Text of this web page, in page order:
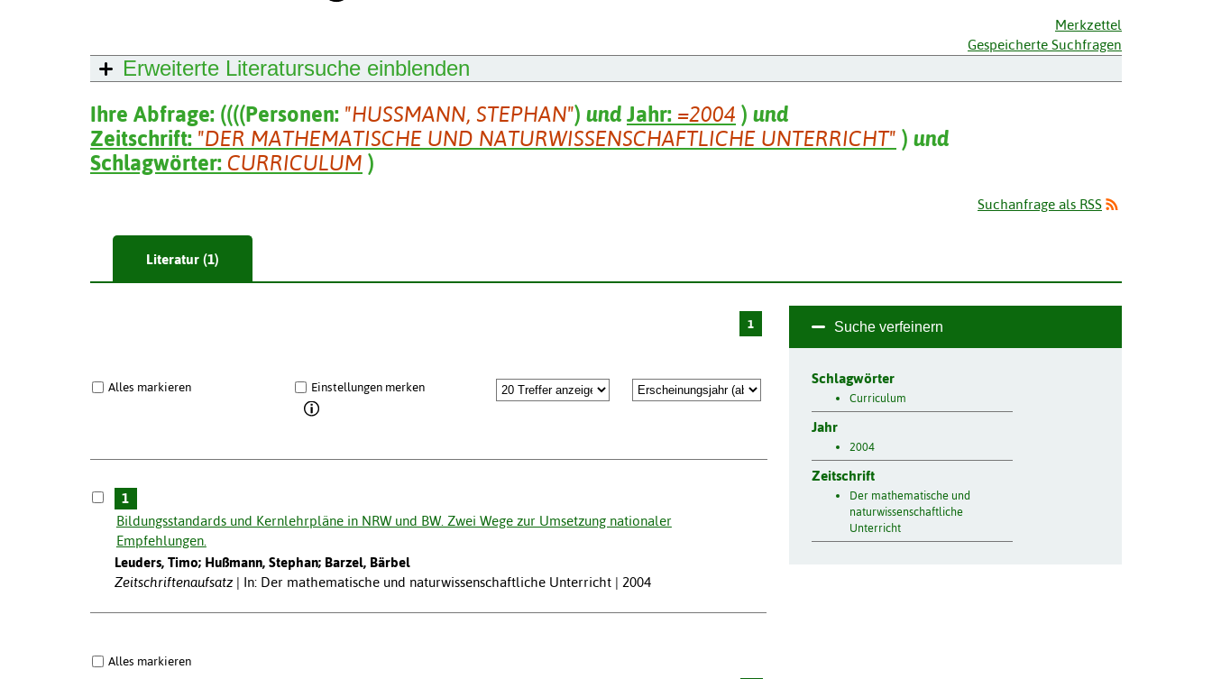
Merkzettel
Gespeicherte Suchfragen
Erweiterte Literatursuche einblenden
Ihre Abfrage: ((((Personen: "HUSSMANN, STEPHAN") und Jahr: =2004 ) und
Zeitschrift: "DER MATHEMATISCHE UND NATURWISSENSCHAFTLICHE UNTERRICHT" ) und
Schlagwörter: CURRICULUM )
Suchanfrage als RSS
Literatur (1)
1
Alles markieren Einstellungen merken
1
Bildungsstandards und Kernlehrpläne in NRW und BW. Zwei Wege zur Umsetzung nationaler
Empfehlungen.
Leuders, Timo; Hußmann, Stephan; Barzel, Bärbel
Zeitschriftenaufsatz
In: Der mathematische und naturwissenschaftliche Unterricht | 2004
Alles markieren
Suche verfeinern
Schlagwörter
Curriculum
Jahr
2004
Zeitschrift
Der mathematische und
naturwissenschaftliche
Unterricht